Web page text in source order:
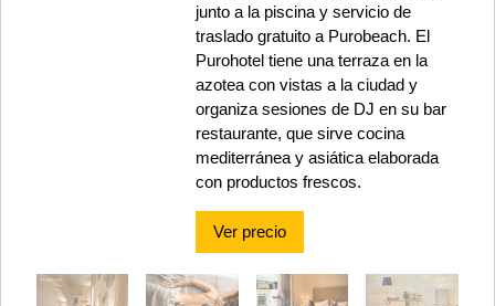
junto a la piscina y servicio de
traslado gratuito a Purobeach. El
Purohotel tiene una terraza en la
azotea con vistas a la ciudad y
organiza sesiones de DJ en su bar
restaurante, que sirve cocina
mediterránea y asiática elaborada
con productos frescos.
Ver precio